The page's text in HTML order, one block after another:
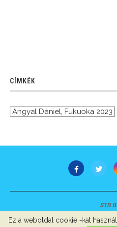
CÍMKÉK
Angyal Dániel, Fukuoka 2023
STB
Ez a weboldal cookie -kat